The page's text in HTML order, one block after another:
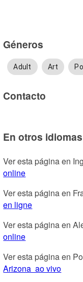
Géneros
Adult Art
Contacto
En otros idiomas
Ver esta página en
online
Ver esta página en
en ligne
Ver esta página en
online
Ver esta página en
Arizona  ao vivo